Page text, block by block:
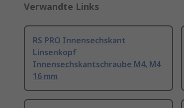
Verwandte Links
RS PRO Innensechskant
Linsenkopf
Innensechskantschraube M4, M4
16 mm